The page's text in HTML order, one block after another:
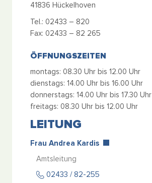
41836 Hückelhoven
Tel.: 02433 – 820
Fax: 02433 – 82 265
ÖFFNUNGSZEITEN
montags: 08.30 Uhr bis 12.00 Uhr
dienstags: 14.00 Uhr bis 16.00 Uhr
donnerstags: 14.00 Uhr bis 17.30 Uhr
freitags: 08.30 Uhr bis 12.00 Uhr
LEITUNG
Frau Andrea Kardis
Amtsleitung
02433 / 82-255